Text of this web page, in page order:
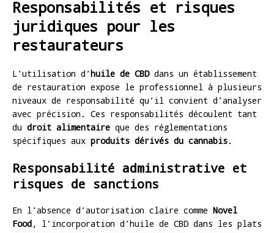
Responsabilités et risques
juridiques pour les
restaurateurs
L’utilisation d’huile de CBDdans un établissement
de restauration expose le professionnel à plusieurs
niveaux de responsabilité qu’il convient d’analyser
avec précision. Ces responsabilités découlent tant
du droit alimentaire que des réglementations
spécifiques aux produits dérivés du cannabis.
Responsabilité administrative et
risques de sanctions
En l’absence d’autorisation claire comme Novel
Food, l’incorporation d’huile de CBD dans les plats